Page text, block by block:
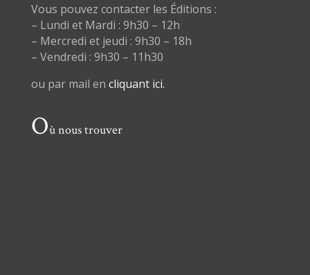
Vous pouvez contacter les Éditions :
– Lundi et Mardi : 9h30 – 12h
– Mercredi et jeudi : 9h30 – 18h
– Vendredi : 9h30 – 11h30
ou par mail en cliquant ici.
Où nous trouver